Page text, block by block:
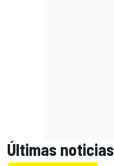
Últimas noticias